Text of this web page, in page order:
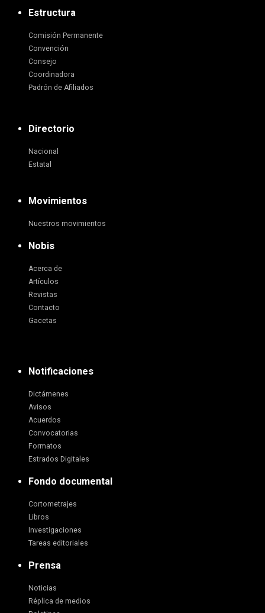
Estructura
Comisión Permanente
Convención
Consejo
Coordinadora
Padrón de Afiliados
Directorio
Nacional
Estatal
Movimientos
Nuestros movimientos
Nobis
Acerca de
Artículos
Revistas
Contacto
Gacetas
Notificaciones
Dictámenes
Avisos
Acuerdos
Convocatorias
Formatos
Estrados Digitales
Fondo documental
Cortometrajes
Libros
Investigaciones
Tareas editoriales
Prensa
Noticias
Réplica de medios